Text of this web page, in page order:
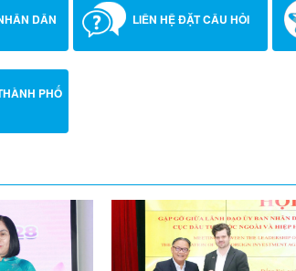
DÂN LIÊN HỆ ĐẶT CÂU HỎI
PHỐ